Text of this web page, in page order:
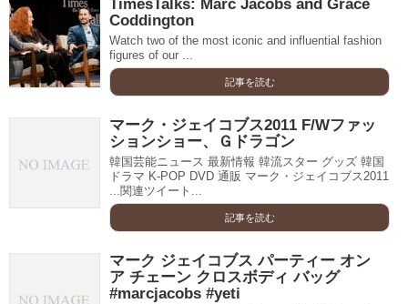
TimesTalks: Marc Jacobs and Grace
Coddington
Watch two of the most iconic and influential fashion
figures of our ...
記事を読む
マーク・ジェイコブス2011 F/Wファッ
ションショー、Ｇドラゴン
韓国芸能ニュース 最新情報 韓流スター グッズ 韓国
ドラマ K-POP DVD 通販 マーク・ジェイコブス2011
...関連ツイート...
記事を読む
マーク ジェイコブス パーティー オン
ア チェーン クロスボディ バッグ
#marcjacobs #yeti